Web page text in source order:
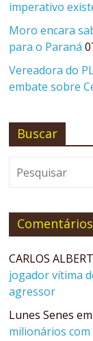
imperativo
Moro encara
para o Paraná
Vereadora do
embate sobre
Buscar
Comentários
CARLOS
jogador vítima
agressor
Lunes Senes
milionários